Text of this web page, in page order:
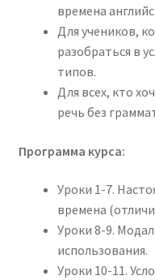
времена
Для учеников,
разобраться в
типов.
Для всех, кто
речь без
Программа курса:
Уроки 1-7.
времена
Уроки 8-9.
использования.
Уроки 10-11.